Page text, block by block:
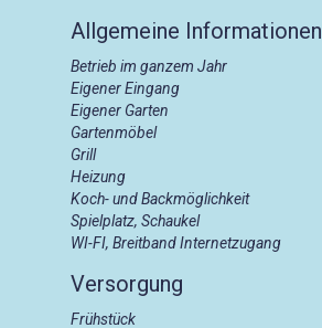
Allgemeine Informationen
Betrieb im ganzem Jahr
Eigener Eingang
Eigener Garten
Gartenmöbel
Grill
Heizung
Koch- und Backmöglichkeit
Spielplatz, Schaukel
WI-FI, Breitband Internetzugang
Versorgung
Frühstück